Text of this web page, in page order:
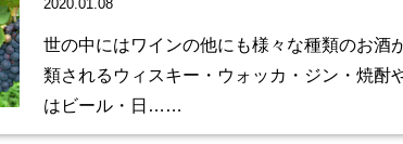
2020.01.08
世の中にはワインの他にも様々な種類のお酒
類されるウィスキー・ウォッカ・ジン・焼酎
はビール・日……